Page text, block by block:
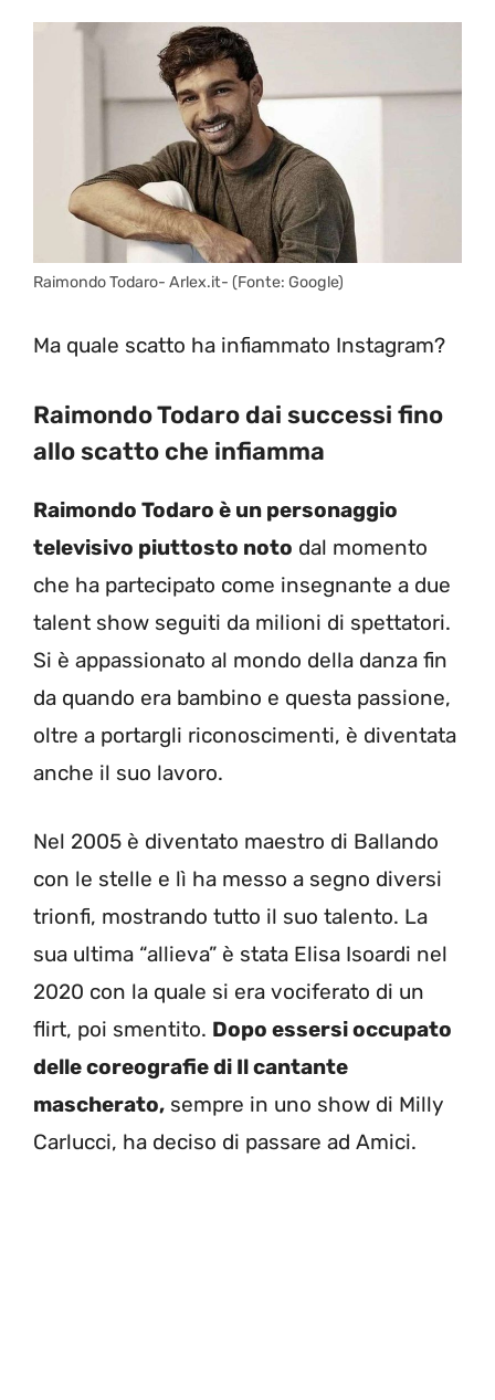
Raimondo Todaro- Arlex.it- (Fonte: Google)
Ma quale scatto ha infiammato Instagram?
Raimondo Todaro dai successi fino
allo scatto che infiamma
Raimondo Todaro è un personaggio
televisivo piuttosto noto dal momento
che ha partecipato come insegnante a due
talent show seguiti da milioni di spettatori.
Si è appassionato al mondo della danza fin
da quando era bambino e questa passione,
oltre a portargli riconoscimenti, è diventata
anche il suo lavoro.
Nel 2005 è diventato maestro di Ballando
con le stelle e lì ha messo a segno diversi
trionfi, mostrando tutto il suo talento. La
sua ultima “allieva” è stata Elisa Isoardi nel
2020 con la quale si era vociferato di un
flirt, poi smentito. Dopo essersi occupato
delle coreografie di Il cantante
mascherato, sempre in uno show di Milly
Carlucci, ha deciso di passare ad Amici.